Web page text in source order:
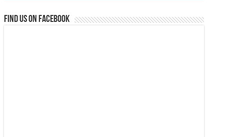
Find us on Facebook